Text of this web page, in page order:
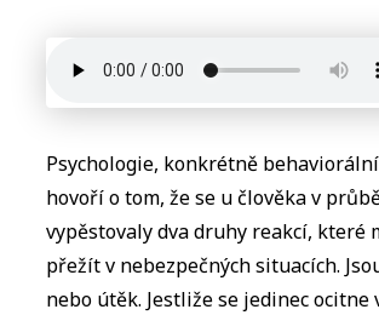
Psychologie, konkrétně
hovoří o tom, že se u člověka v
vypěstovaly dva druhy reakcí, které
přežít v nebezpečných situacích.
nebo útěk. Jestliže se jedinec ocitne